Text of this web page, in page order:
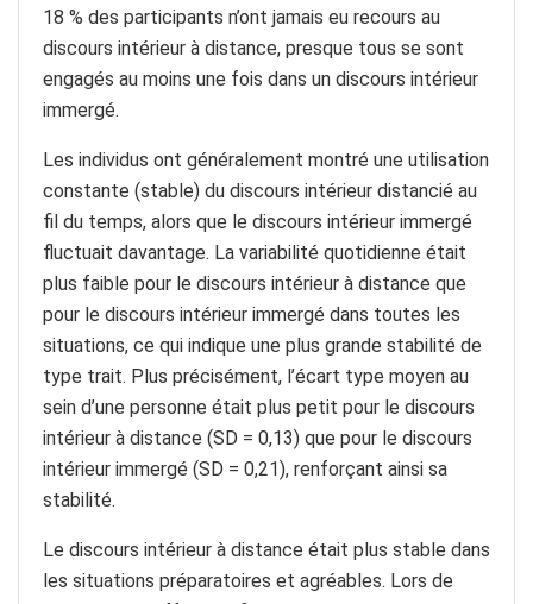
18 % des participants n’ont jamais eu recours au
discours intérieur à distance, presque tous se sont
engagés au moins une fois dans un discours intérieur
immergé.
Les individus ont généralement montré une utilisation
constante (stable) du discours intérieur distancié au
fil du temps, alors que le discours intérieur immergé
fluctuait davantage. La variabilité quotidienne était
plus faible pour le discours intérieur à distance que
pour le discours intérieur immergé dans toutes les
situations, ce qui indique une plus grande stabilité de
type trait. Plus précisément, l’écart type moyen au
sein d’une personne était plus petit pour le discours
intérieur à distance (SD = 0,13) que pour le discours
intérieur immergé (SD = 0,21), renforçant ainsi sa
stabilité.
Le discours intérieur à distance était plus stable dans
les situations préparatoires et agréables. Lors de